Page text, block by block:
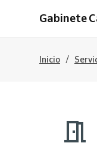
Gabinete
Inicio /